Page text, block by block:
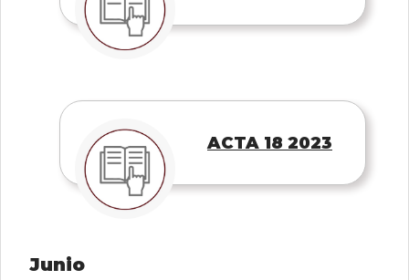
ACTA 18 2023
Junio